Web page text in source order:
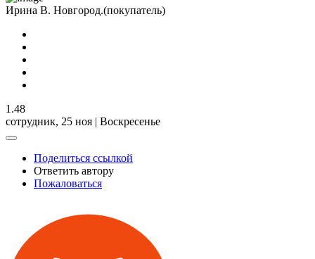
Ирина В. Новгород.(покупатель)
1.48
сотрудник, 25 ноя | Воскресенье
Поделиться ссылкой
Ответить автору
Пожаловаться